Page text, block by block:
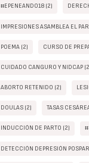
#EPENEANDO18 (2)
IMPRESIONES ASAMBLEA EL
POEMA (2) CURSO DE
CUIDADO CANGURO Y NIDCAP
ABORTO RETENIDO (2)
DOULAS (2) TASAS
INDUCCIÓN DE PARTO (2)
DETECCIÓN DEPRESIÓN